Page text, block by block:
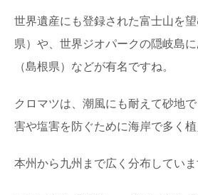
智頭杉のまち鳥取
い尽くす旅
古くからの林業地として
世界遺産にも登録された富士山を
県）や、世界ジオパークの隠岐島に
（島根県）などが有名ですね。
クロマツは、潮風にも耐えて砂地
害や塩害を防ぐために海岸で多く植
本州から九州まで広く分布していま